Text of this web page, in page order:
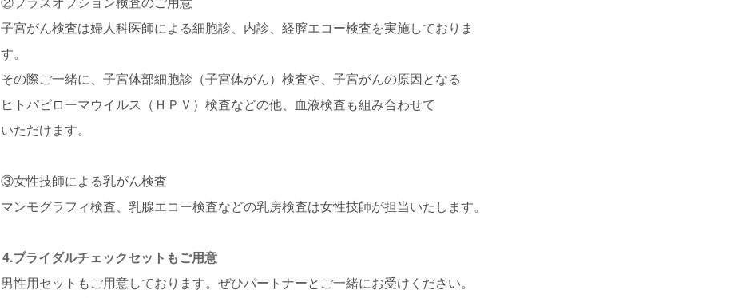
子宮がん検査は婦人科医師による細胞診、内診、経膣エコー検査を実施しておりま
す。
その際ご一緒に、子宮体部細胞診（子宮体がん）検査や、子宮がんの原因となる
ヒトパピローマウイルス（ＨＰＶ）検査などの他、血液検査も組み合わせて
いただけます。
③女性技師による乳がん検査
マンモグラフィ検査、乳腺エコー検査などの乳房検査は女性技師が担当いたします。
4.ブライダルチェックセットもご用意
男性用セットもご用意しております。ぜひパートナーとご一緒にお受けください。